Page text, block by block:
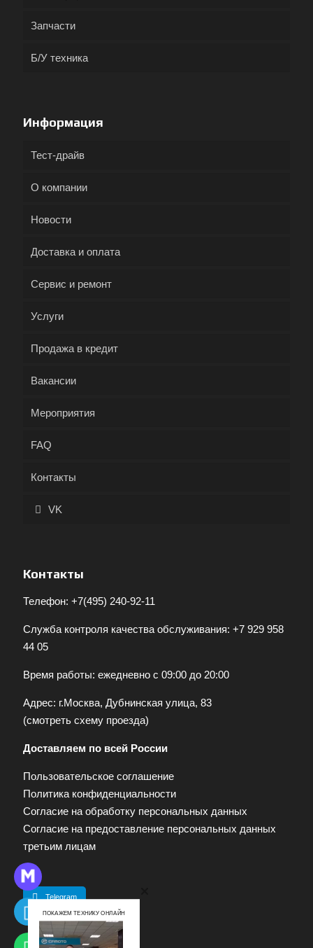
Запчасти
Б/У техника
Информация
Тест-драйв
О компании
Новости
Доставка и оплата
Сервис и ремонт
Услуги
Продажа в кредит
Вакансии
Мероприятия
FAQ
Контакты
VK
Контакты
Телефон: +7(495) 240-92-11
Служба контроля качества обслуживания: +7 929 958
44 05
Время работы: ежедневно с 09:00 до 20:00
Адрес: г.Москва, Дубнинская улица, 83
(смотреть схему проезда)
Доставляем по всей России
Пользовательское соглашение
Политика конфиденциальности
Согласие на обработку персональных данных
Согласие на предоставление персональных данных
третьим лицам
Telegram
ПОКАЖЕМ ТЕХНИКУ ОНЛАЙН